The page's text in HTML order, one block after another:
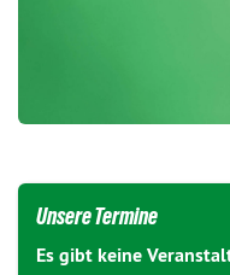
Unsere Termine
Es gibt keine